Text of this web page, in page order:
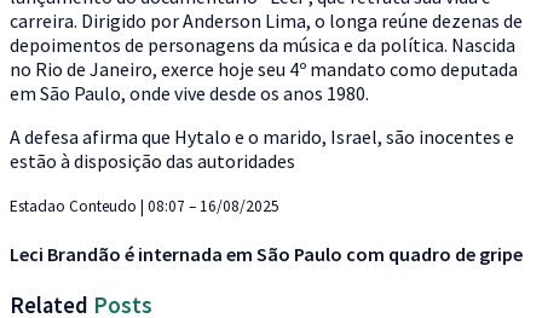
carreira. Dirigido por Anderson Lima, o longa reúne dezenas de
depoimentos de personagens da música e da política. Nascida
no Rio de Janeiro, exerce hoje seu 4º mandato como deputada
em São Paulo, onde vive desde os anos 1980.
A defesa afirma que Hytalo e o marido, Israel, são inocentes e
estão à disposição das autoridades
Estadao Conteudo | 08:07 – 16/08/2025
Leci Brandão é internada em São Paulo com quadro de gripe
Related Posts